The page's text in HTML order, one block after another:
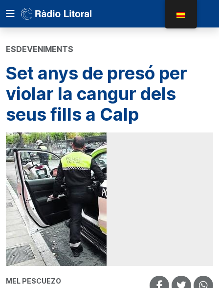
ESDEVENIMENTS
Set anys de presó per
violar la cangur dels
seus fills a Calp
MEL PESCUEZO